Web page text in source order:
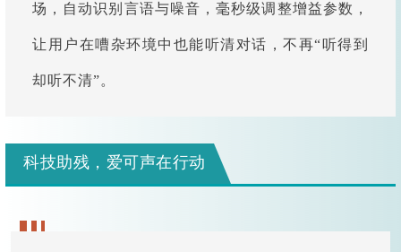
场，自动识别言语与噪音，毫秒级调整增益参数，
让用户在嘈杂环境中也能听清对话，不再“听得到
却听不清”。
科技助残，爱可声在行动